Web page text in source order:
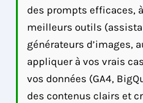
des prompts efficaces,
meilleurs outils
générateurs d’images,
appliquer à vos vrais
vos données (GA4,
des contenus clairs et